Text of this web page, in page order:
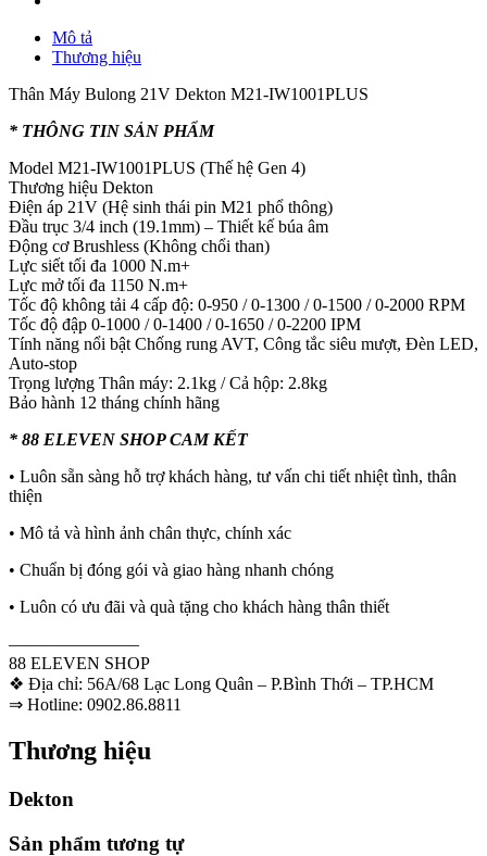
Mô tả
Thương hiệu
Thân Máy Bulong 21V Dekton M21-IW1001PLUS
* THÔNG TIN SẢN PHẨM
Model M21-IW1001PLUS (Thế hệ Gen 4)
Thương hiệu Dekton
Điện áp 21V (Hệ sinh thái pin M21 phổ thông)
Đầu trục 3/4 inch (19.1mm) – Thiết kế búa âm
Động cơ Brushless (Không chổi than)
Lực siết tối đa 1000 N.m+
Lực mở tối đa 1150 N.m+
Tốc độ không tải 4 cấp độ: 0-950 / 0-1300 / 0-1500 / 0-2000 RPM
Tốc độ đập 0-1000 / 0-1400 / 0-1650 / 0-2200 IPM
Tính năng nổi bật Chống rung AVT, Công tắc siêu mượt, Đèn LED,
Auto-stop
Trọng lượng Thân máy: 2.1kg / Cả hộp: 2.8kg
Bảo hành 12 tháng chính hãng
* 88 ELEVEN SHOP CAM KẾT
• Luôn sẵn sàng hỗ trợ khách hàng, tư vấn chi tiết nhiệt tình, thân
thiện
• Mô tả và hình ảnh chân thực, chính xác
• Chuẩn bị đóng gói và giao hàng nhanh chóng
• Luôn có ưu đãi và quà tặng cho khách hàng thân thiết
———————–
88 ELEVEN SHOP
❖ Địa chỉ: 56A/68 Lạc Long Quân – P.Bình Thới – TP.HCM
⇒ Hotline: 0902.86.8811
Thương hiệu
Dekton
Sản phẩm tương tự